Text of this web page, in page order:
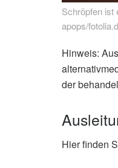
Schröpfen ist
apops/
Hinweis:
der
Hier finden